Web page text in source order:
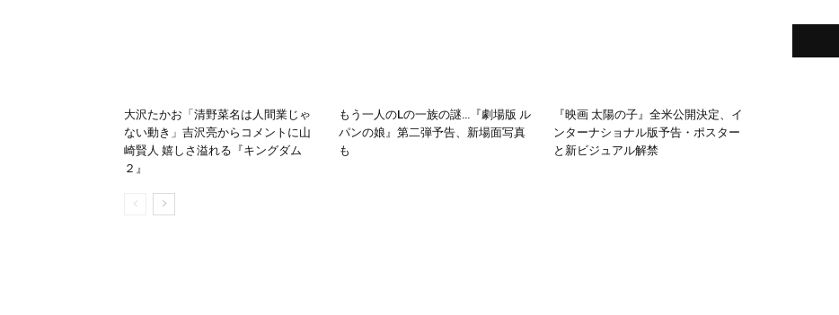
大沢たかお「清野菜名は人間業じゃ
ない動き」吉沢亮からコメントに山
崎賢人 嬉しさ溢れる『キングダム
２』
もう一人のLの一族の謎…『劇場版 ル
パンの娘』第二弾予告、新場面写真
も
『映画 太陽の子』全米公開決定、イ
ンターナショナル版予告・ポスター
と新ビジュアル解禁